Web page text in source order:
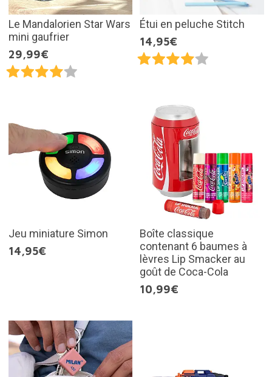
Le Mandalorien Star Wars
mini gaufrier
29,99€
Étui en peluche Stitch
14,95€
Jeu miniature Simon
14,95€
Boîte classique
contenant 6 baumes à
lèvres Lip Smacker au
goût de Coca-Cola
10,99€